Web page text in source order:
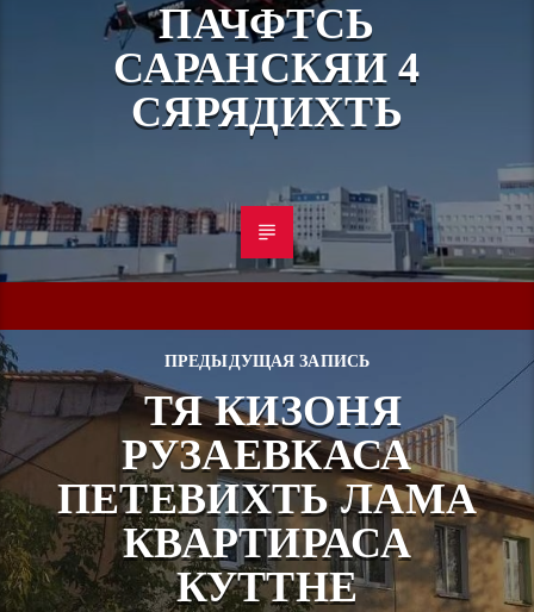
ПАЧФТСЬ
САРАНСКЯИ 4
СЯРЯДИХТЬ
ПРЕДЫДУЩАЯ ЗАПИСЬ
ТЯ КИЗОНЯ
РУЗАЕВКАСА
ПЕТЕВИХТЬ ЛАМА
КВАРТИРАСА
КУТТНЕ